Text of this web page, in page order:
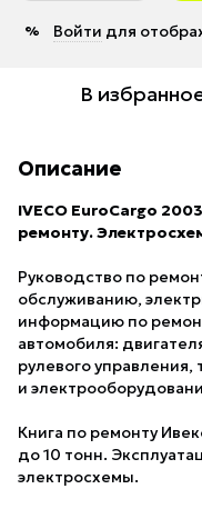
% Войти для
В
Описание
IVECO EuroCargo
ремонту.
Руководство по
обслуживанию,
информацию по
автомобиля:
рулевого
и
Книга по ремонту
до 10 тонн.
электросхемы.